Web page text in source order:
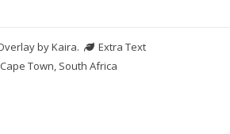
byKaira.
Extra Text
Cape Town, South Africa